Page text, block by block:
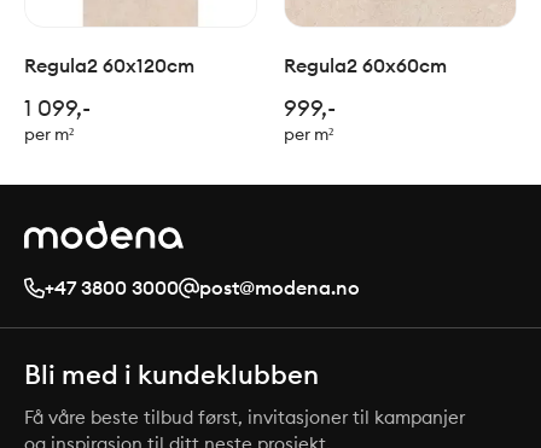
Regula2 60x120cm
1 099,-
per m²
Regula2 60x60cm
999,-
per m²
+47 3800 3000 post@modena.no
Bli med i kundeklubben
Få våre beste tilbud først, invitasjoner til kampanjer